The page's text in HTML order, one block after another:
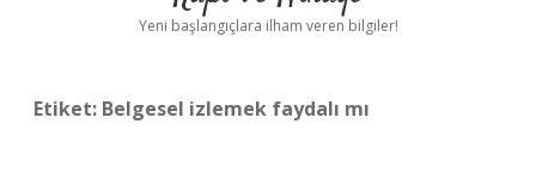
Yasal Uyarı
Yeni başlangıçlara ilham veren bilgiler!
Etiket: Belgesel izlemek faydalı mı